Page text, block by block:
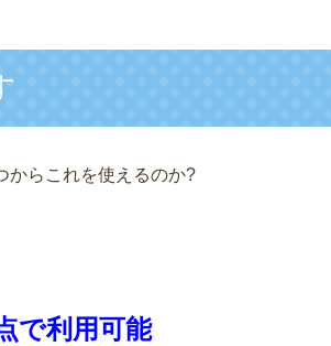
からこれを使えるのか?
で利用可能